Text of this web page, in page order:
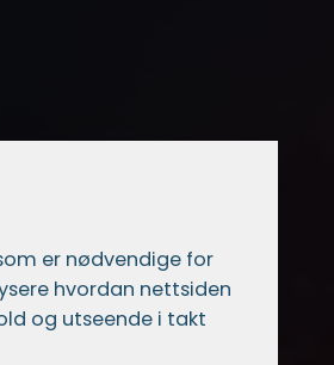
er nødvendige for
hvordan nettsiden
og utseende i takt